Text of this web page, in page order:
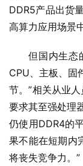
DDR5产品出货
高算力应用场景
但国内生态
CPU、主板、固
节。”相关从业
要求其至强处理
仍使用DDR4的
果不能在短期内
将丧失竞争力。”